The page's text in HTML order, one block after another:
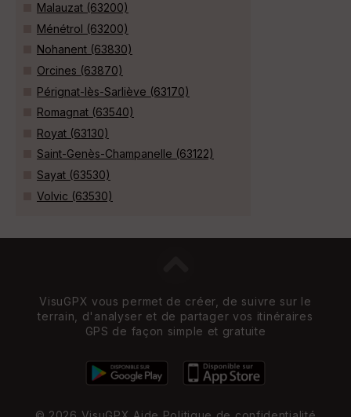
Malauzat (63200)
Ménétrol (63200)
Nohanent (63830)
Orcines (63870)
Pérignat-lès-Sarliève (63170)
Romagnat (63540)
Royat (63130)
Saint-Genès-Champanelle (63122)
Sayat (63530)
Volvic (63530)
VisuGPX vous permet de créer, de suivre sur le
terrain, d'analyser et de partager vos itinéraires
GPS de façon simple et gratuite